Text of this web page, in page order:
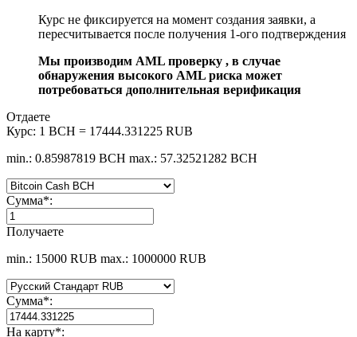
Курс не фиксируется на момент создания заявки, а
пересчитывается после получения 1-ого подтверждения
Мы производим AML проверку , в случае
обнаружения высокого AML риска может
потребоваться дополнительная верификация
Отдаете
Курс: 1 BCH = 17444.331225 RUB
min.: 0.85987819 BCH max.: 57.32521282 BCH
Сумма*:
Получаете
min.: 15000 RUB max.: 1000000 RUB
Сумма*:
На карту*: